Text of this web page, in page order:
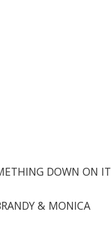
DOWN ON IT
& MONICA